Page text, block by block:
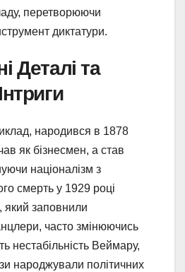
перетворюючи
диктатури.
Деталі та
народився в 1878
як бізнесмен, а став
націоналізм з
смерть у 1929 році
заповнили
часто змінюючись
нестабільність Веймару,
народжували політичних